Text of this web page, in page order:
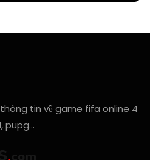
tin về game fifa online 4
pupg…